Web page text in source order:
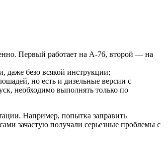
Первый работает на А-76, второй — на
даже безо всякой инструкции;
но есть и дизельные версии с
необходимо выполнять только по
Например, попытка заправить
зачастую получали серьезные проблемы с